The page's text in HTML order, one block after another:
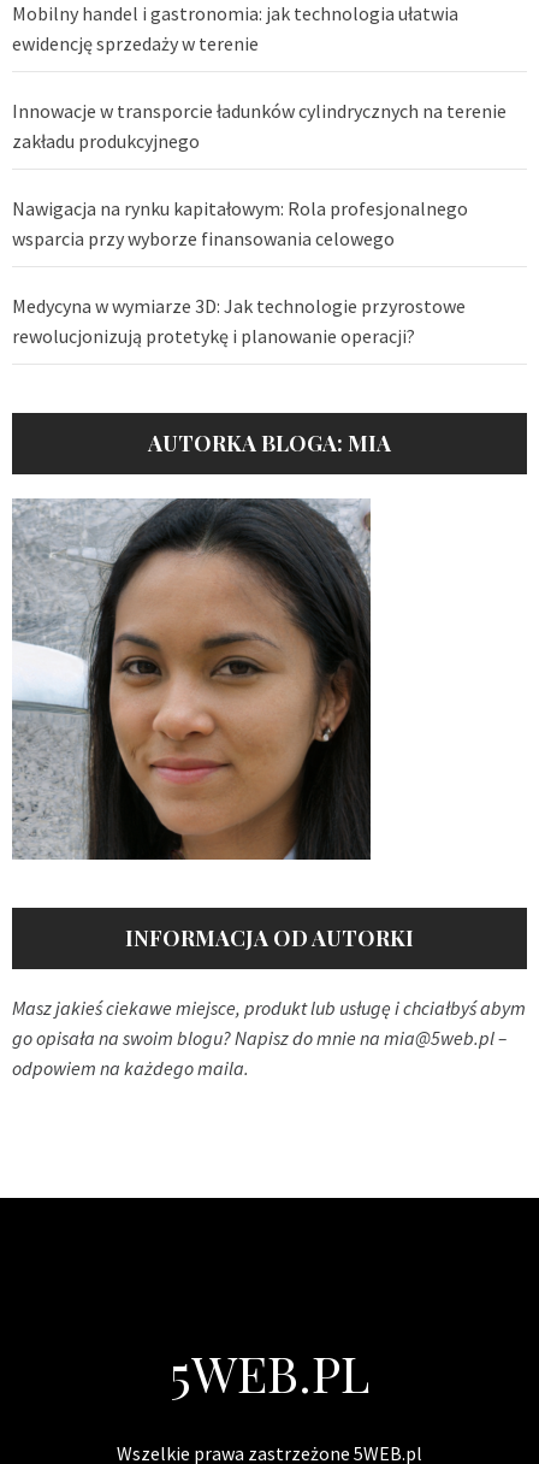
Mobilny handel i gastronomia: jak technologia ułatwia
ewidencję sprzedaży w terenie
Innowacje w transporcie ładunków cylindrycznych na terenie
zakładu produkcyjnego
Nawigacja na rynku kapitałowym: Rola profesjonalnego
wsparcia przy wyborze finansowania celowego
Medycyna w wymiarze 3D: Jak technologie przyrostowe
rewolucjonizują protetykę i planowanie operacji?
AUTORKA BLOGA: MIA
INFORMACJA OD AUTORKI
Masz jakieś ciekawe miejsce, produkt lub usługę i chciałbyś abym
go opisała na swoim blogu? Napisz do mnie na mia@5web.pl–
odpowiem na każdego maila.
5WEB.PL
Wszelkie prawa zastrzeżone 5WEB.pl